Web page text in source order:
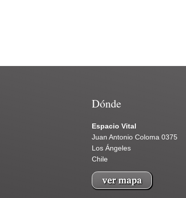
Dónde
Espacio Vital
Juan Antonio Coloma 0375
Los Ángeles
Chile